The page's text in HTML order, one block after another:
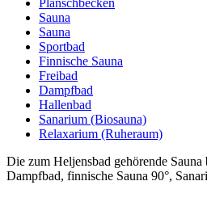
Sauna
Sauna
Sportbad
Finnische Sauna
Freibad
Dampfbad
Hallenbad
Sanarium (Biosauna)
Relaxarium (Ruheraum)
Die zum Heljensbad gehörende Sauna
Dampfbad, finnische Sauna 90°,